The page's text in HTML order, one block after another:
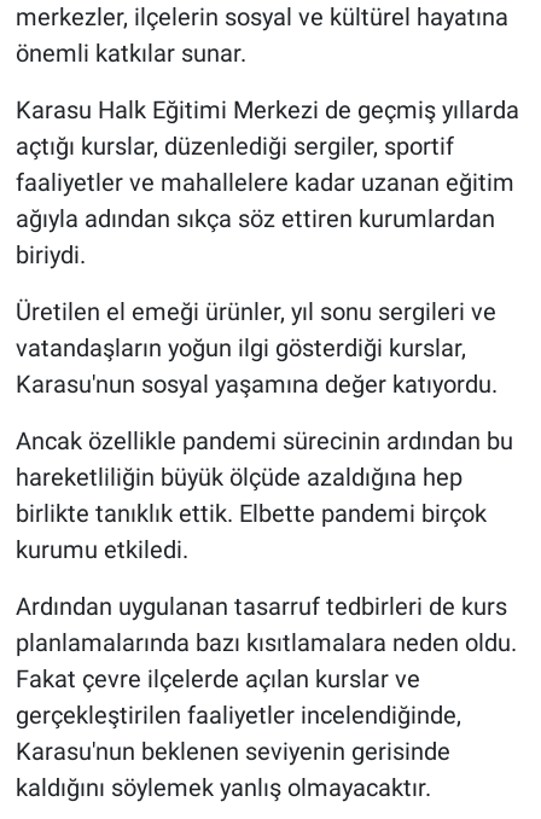
merkezler, ilçelerin sosyal ve kültürel hayatına
önemli katkılar sunar.
Karasu Halk Eğitimi Merkezi de geçmiş yıllarda
açtığı kurslar, düzenlediği sergiler, sportif
faaliyetler ve mahallelere kadar uzanan eğitim
ağıyla adından sıkça söz ettiren kurumlardan
biriydi.
Üretilen el emeği ürünler, yıl sonu sergileri ve
vatandaşların yoğun ilgi gösterdiği kurslar,
Karasu'nun sosyal yaşamına değer katıyordu.
Ancak özellikle pandemi sürecinin ardından bu
hareketliliğin büyük ölçüde azaldığına hep
birlikte tanıklık ettik. Elbette pandemi birçok
kurumu etkiledi.
Ardından uygulanan tasarruf tedbirleri de kurs
planlamalarında bazı kısıtlamalara neden oldu.
Fakat çevre ilçelerde açılan kurslar ve
gerçekleştirilen faaliyetler incelendiğinde,
Karasu'nun beklenen seviyenin gerisinde
kaldığını söylemek yanlış olmayacaktır.